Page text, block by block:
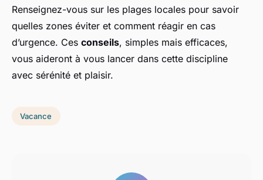
Renseignez-vous sur les plages locales pour savoir
quelles zones éviter et comment réagir en cas
d’urgence. Ces conseils, simples mais efficaces,
vous aideront à vous lancer dans cette discipline
avec sérénité et plaisir.
Vacance